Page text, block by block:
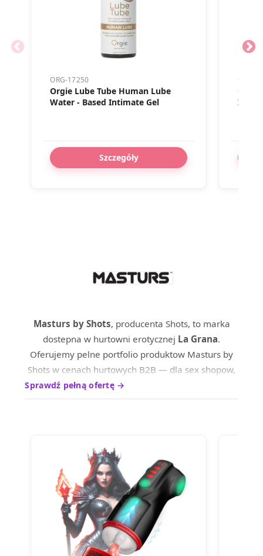
ORG-17250
Orgie Lube Tube Human Lube
Water - Based Intimate Gel
Szczegóły
ORG-
Orgie
Masturs by Shots, producenta Shots, to marka
dostepna w hurtowni erotycznej La Grana.
Oferujemy pelne portfolio produktow Masturs by
Shots w cenach hurtowych B2B — dla sex shopow,
sklepow internetowych oraz dystrybutrow na
uznaniem wsrod profesjonalnych nabywcow.
Skontaktuj sie z nami, aby poznac aktualne ceny
hurtowe i warunki wspolpracy.
Sprawdź pełną ofertę →